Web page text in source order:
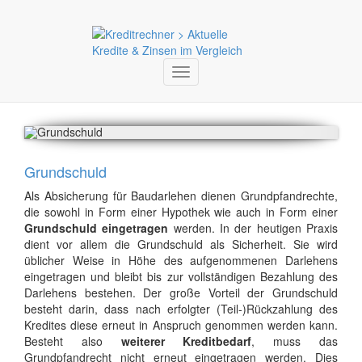
Toggle
navigation
Grundschuld
Als Absicherung für Baudarlehen dienen Grundpfandrechte,
die sowohl in Form einer Hypothek wie auch in Form einer
Grundschuld eingetragen werden. In der heutigen Praxis
dient vor allem die Grundschuld als Sicherheit. Sie wird
üblicher Weise in Höhe des aufgenommenen Darlehens
eingetragen und bleibt bis zur vollständigen Bezahlung des
Darlehens bestehen. Der große Vorteil der Grundschuld
besteht darin, dass nach erfolgter (Teil-)Rückzahlung des
Kredites diese erneut in Anspruch genommen werden kann.
Besteht also weiterer Kreditbedarf, muss das
Grundpfandrecht nicht erneut eingetragen werden. Dies